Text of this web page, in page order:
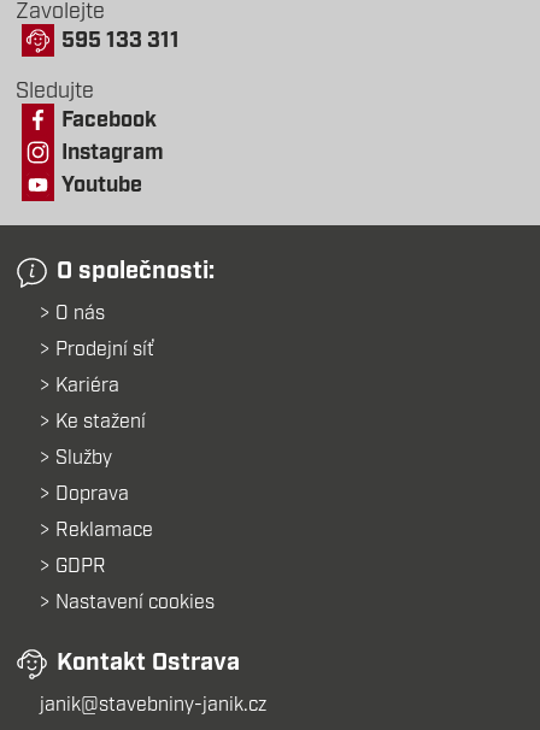
Zavolejte
595 133 311
Sledujte
Facebook
Instagram
Youtube
O společnosti:
O nás
Prodejní síť
Kariéra
Ke stažení
Služby
Doprava
Reklamace
GDPR
Nastavení cookies
Kontakt Ostrava
janik@stavebniny-janik.cz